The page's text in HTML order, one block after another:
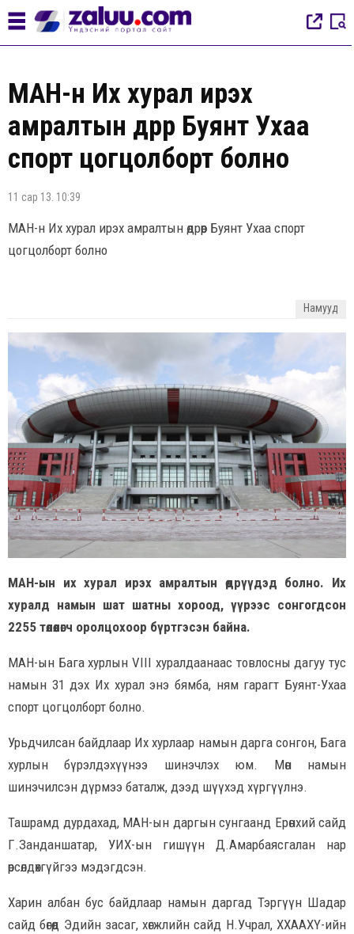
МАН-н Их хурал ирэх
амралтын өдрөөр Буянт Ухаа
спорт цогцолборт болно
11 сар 13. 10:39
МАН-н Их хурал ирэх амралтын өдрөөр Буянт Ухаа спорт
цогцолборт болно
Намууд
МАН-ын их хурал ирэх амралтын өдрүүдэд болно. Их
хуралд намын шат шатны хороод, үүрээс сонгогдсон
2255 төлөөлөгч оролцохоор бүртгэсэн байна.
МАН-ын Бага хурлын VIII хуралдаанаас товлосны дагуу тус
намын 31 дэх Их хурал энэ бямба, ням гарагт Буянт-Ухаа
спорт цогцолборт болно.
Урьдчилсан байдлаар Их хурлаар намын дарга сонгон, Бага
хурлын бүрэлдэхүүнээ шинэчлэх юм. Мөн намын
шинэчилсэн дүрмээ баталж, дээд шүүхэд хүргүүлнэ.
Ташрамд дурдахад, МАН-ын даргын сунгаанд Ерөнхий сайд
Г.Занданшатар, УИХ-ын гишүүн Д.Амарбаясгалан нар
өрсөлдөхгүйгээ мэдэгдсэн.
Харин албан бус байдлаар намын даргад Тэргүүн Шадар
сайд бөгөөд Эдийн засаг, хөгжлийн сайд Н.Учрал, ХХААХҮ-ийн